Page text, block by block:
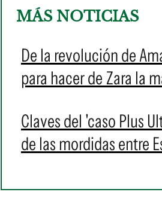
MÁS NOTICIAS
De la revolución de
para hacer de Zara la
Claves del 'caso Plus
de las mordidas entre